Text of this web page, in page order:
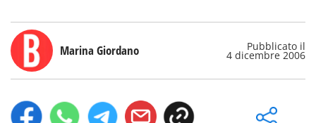
Marina Giordano Pubblicato il
4 dicembre 2006